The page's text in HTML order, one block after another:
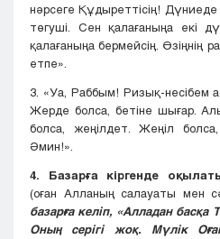
нәрсеге Құдыреттісің!
төгуші. Сен қалағаныңа екі
қалағаныңа бермейсің. Өзіңнің
етпе».
3. «Уа, Раббым! Ризық-несібем
Жерде болса, бетіне шығар.
болса, жеңілдет. Жеңіл
Әмин!».
4. Базарға кіргенде
(оған Алланың салауаты мен
базарға келіп, «Алладан
Оның серігі жоқ. Мүлік